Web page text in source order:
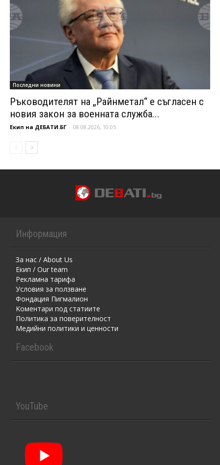
Последни новини
Ръководителят на „Райнметал“ е съгласен с
новия закон за военната служба...
Екип на ДЕБАТИ.БГ - 08.08.2026, 10:05
Информация
За нас / About Us
Екип / Our team
Рекламна тарифа
Условия за ползване
Фондация Пигмалион
Kоментaри под статиите
Политика за поверителност
Медийни политики и ценности
Facebook
YouTube